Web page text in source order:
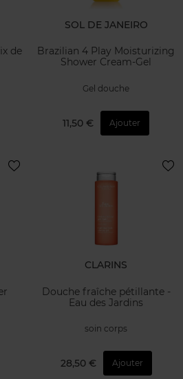
SOL DE JANEIRO
Brazilian 4 Play Moisturizing
Shower Cream-Gel
Gel douche
11,50 € Ajouter
CLARINS
Douche fraîche pétillante -
Eau des Jardins
soin corps
28,50 € Ajouter